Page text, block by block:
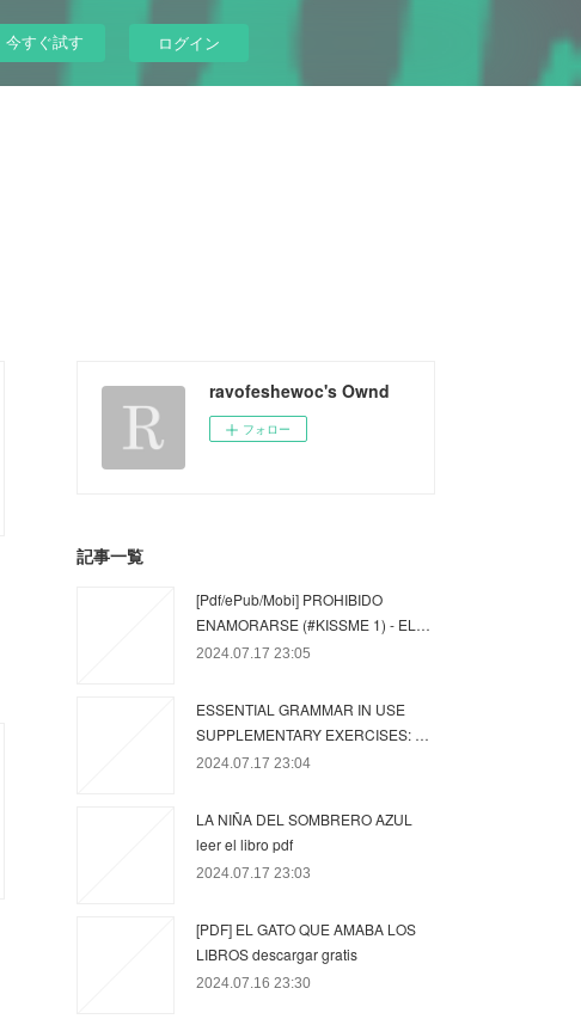
今すぐ試す ログイン
ravofeshewoc's Ownd
フォロー
記事一覧
[Pdf/ePub/Mobi] PROHIBIDO
ENAMORARSE (#KISSME 1) - EL…
2024.07.17 23:05
ESSENTIAL GRAMMAR IN USE
SUPPLEMENTARY EXERCISES: …
2024.07.17 23:04
LA NIÑA DEL SOMBRERO AZUL
leer el libro pdf
2024.07.17 23:03
[PDF] EL GATO QUE AMABA LOS
LIBROS descargar gratis
2024.07.16 23:30